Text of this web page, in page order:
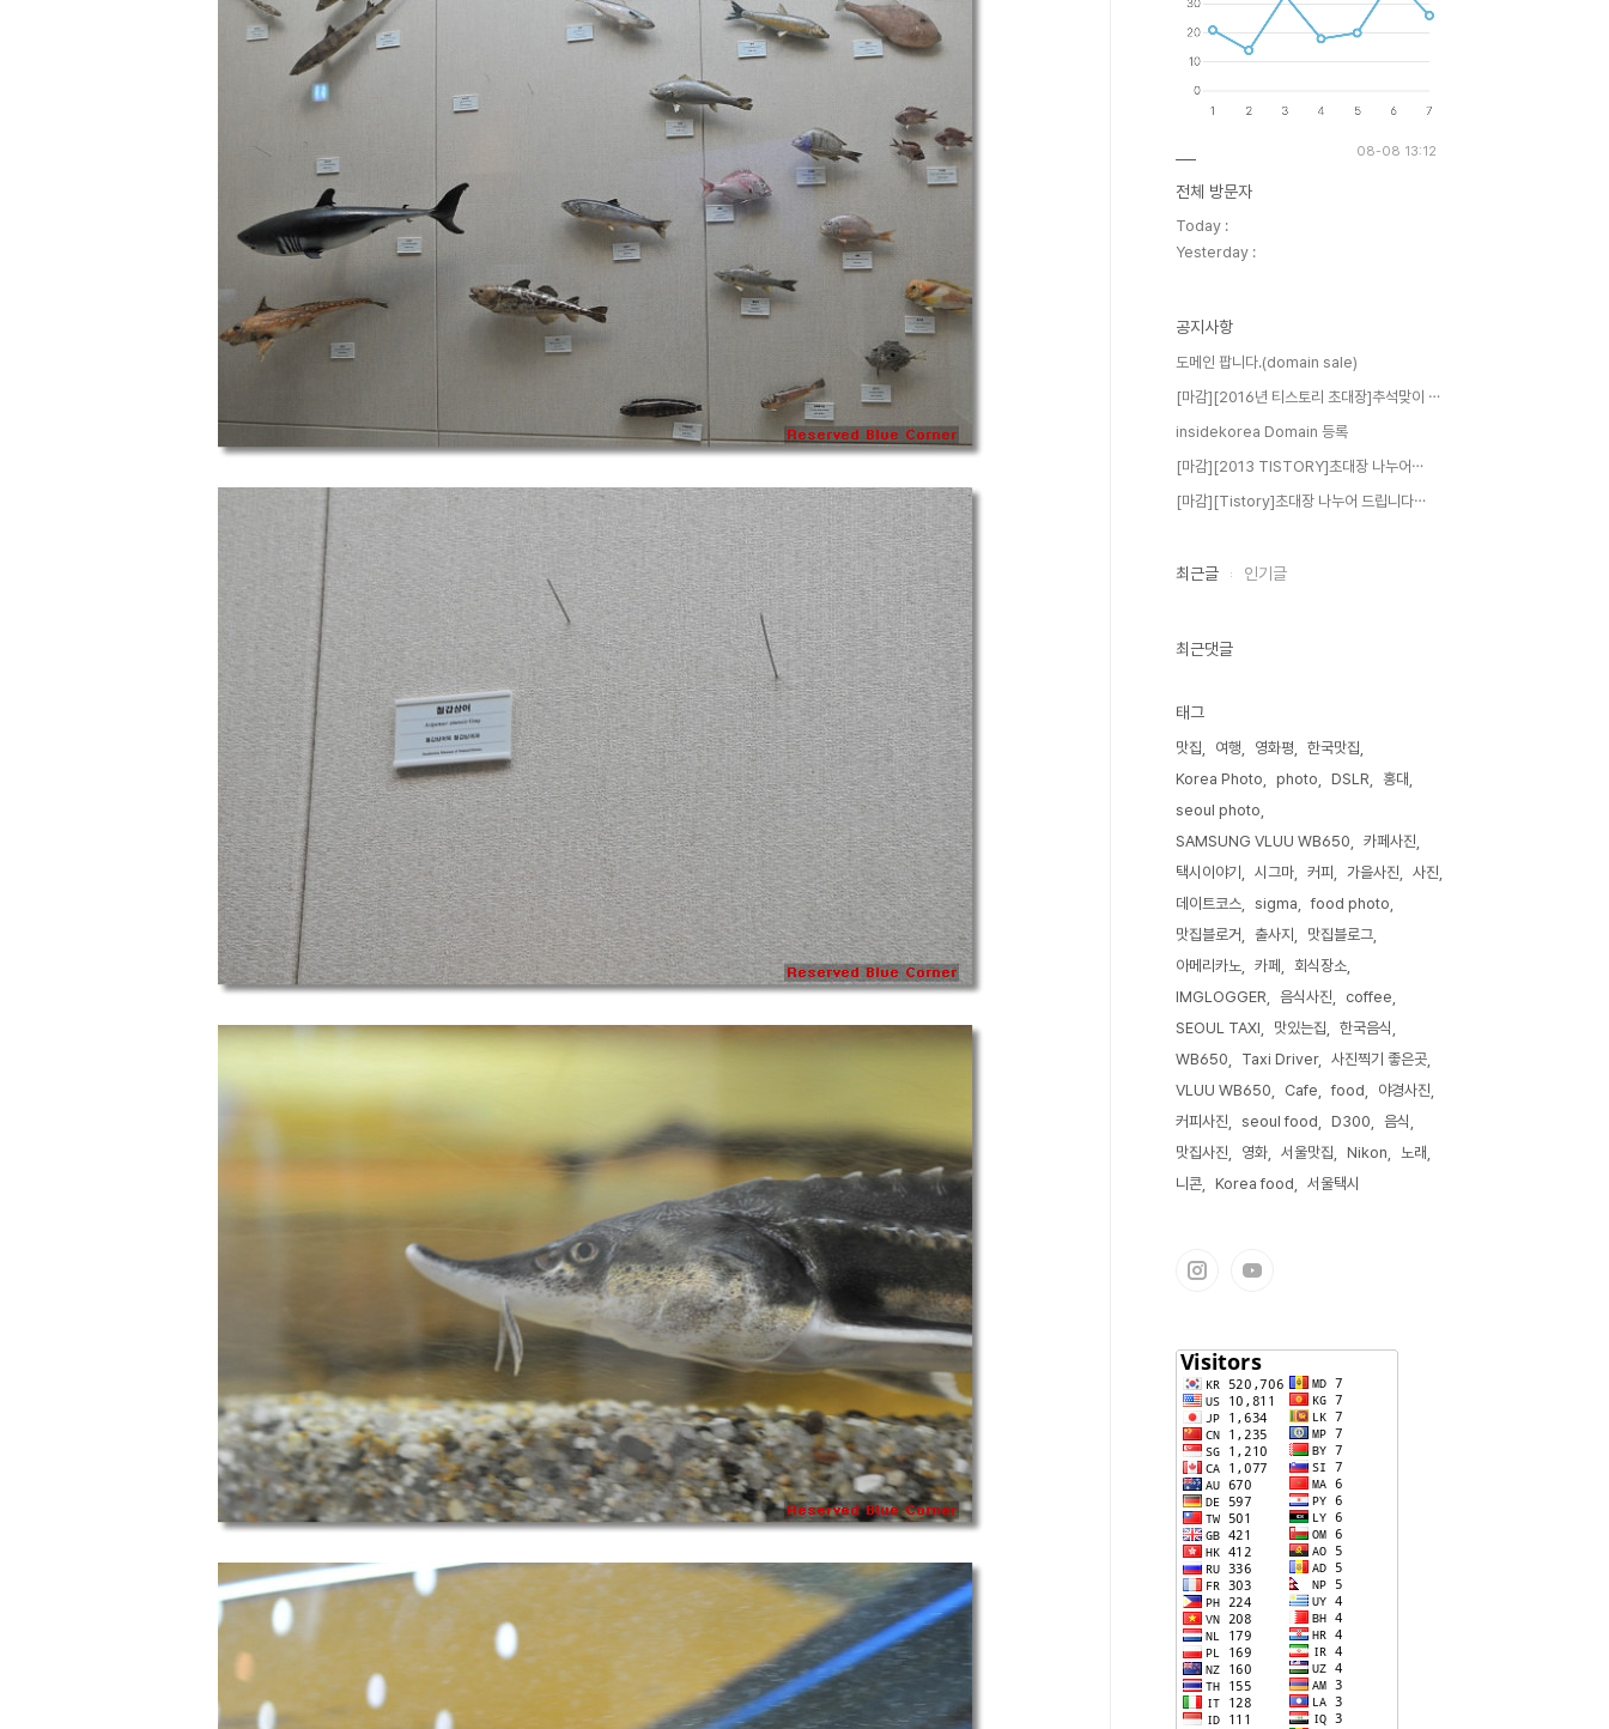
08-08 13:12
전체 방문자
Today :
Yesterday :
공지사항
도메인 팝니다.(domain sale)
[마감][2016년 티스토리 초대장]추석맞이 ⋯
insidekorea Domain 등록
[마감][2013 TISTORY]초대장 나누어⋯
[마감][Tistory]초대장 나누어 드립니다⋯
최근글 인기글
최근댓글
태그
맛집 여행 영화평
한국맛집
Korea Photo
photo DSLR
홍대
seoul photo
SAMSUNG VLUU WB650
카페사진
택시이야기
시그마 커피 가을사진
사진
데이트코스
sigma
food photo
맛집블로거
출사지
맛집블로그
아메리카노
카페
회식장소
IMGLOGGER
음식사진
coffee
SEOUL TAXI
맛있는집
한국음식
WB650
Taxi Driver
사진찍기 좋은곳
VLUU WB650
Cafe food
야경사진
커피사진
seoul food D300
음식
맛집사진
영화 서울맛집 Nikon
노래
니콘
Korea food 서울택시